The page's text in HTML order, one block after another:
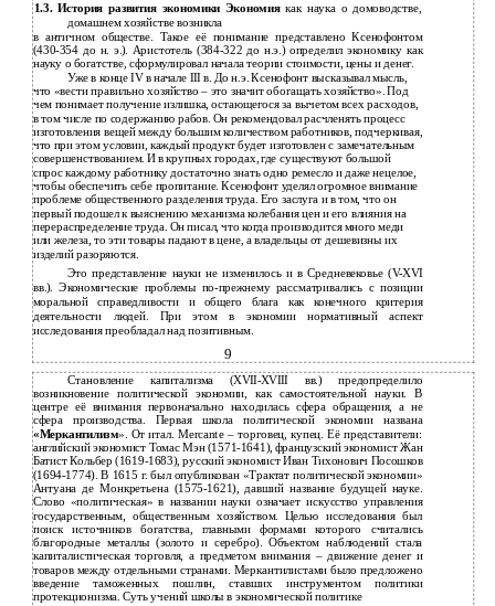
1.3. История развития экономики Экономиякак наука о домоводстве,
домашнем хозяйстве возникла
в античном обществе. Такое её понимание представлено Ксенофонтом
(430-354 до н. э.). Аристотель (384-322 до н.э.) определил экономику как
науку о богатстве, сформулировал начала теории стоимости, цены и денег.
Уже в конце IV в начале III в. До н.э. Ксенофонт высказывал мысль,
что «вести правильно хозяйство – это значит обогащать хозяйство». Под
чем понимает получение излишка, остающегося за вычетом всех расходов,
в том числе по содержанию рабов. Он рекомендовал расчленять процесс
изготовления вещей между большим количеством работников, подчеркивая,
что при этом условии, каждый продукт будет изготовлен с замечательным
совершенствованием. И в крупных городах, где существуют большой
спрос каждому работнику достаточно знать одно ремесло и даже нецелое,
чтобы обеспечить себе пропитание. Ксенофонт уделял огромное внимание
проблеме общественного разделения труда. Его заслуга и в том, что он
первый подошел к выяснению механизма колебания цен и его влияния на
перераспределение труда. Он писал, что когда производится много меди
или железа, то эти товары падают в цене, а владельцы от дешевизны их
изделий разоряются.
Это представление науки не изменилось и в Средневековье (V-XVI
вв.). Экономические проблемы по-прежнему рассматривались с позиции
моральной справедливости и общего блага как конечного критерия
деятельности людей. При этом в экономии нормативный аспект
исследования преобладал над позитивным.
9
Становление капитализма (XVII-XVIII вв.) предопределило
возникновение политической экономии, как самостоятельной науки. В
центре её внимания первоначально находилась сфера обращения, а не
сфера производства. Первая школа политической экономии названа
«Меркантилизм». От итал. Mercante – торговец, купец. Её представители:
английский экономист Томас Мэн (1571-1641), французский экономист Жан
Батист Кольбер (1619-1683), русский экономист Иван Тихонович Посошков
(1694-1774). В 1615 г. был опубликован «Трактат политической экономии»
Антуана де Монкретьена (1575-1621), давший название будущей науке.
Слово «политическая» в названии науки означает искусство управления
государственным, общественным хозяйством. Целью исследования был
поиск источников богатства, главными формами которого считались
благородные металлы (золото и серебро). Объектом наблюдений стала
капиталистическая торговля, а предметом внимания – движение денег и
товаров между отдельными странами. Меркантилистами было предложено
введение таможенных пошлин, ставших инструментом политики
протекционизма. Суть учений школы в экономической политике